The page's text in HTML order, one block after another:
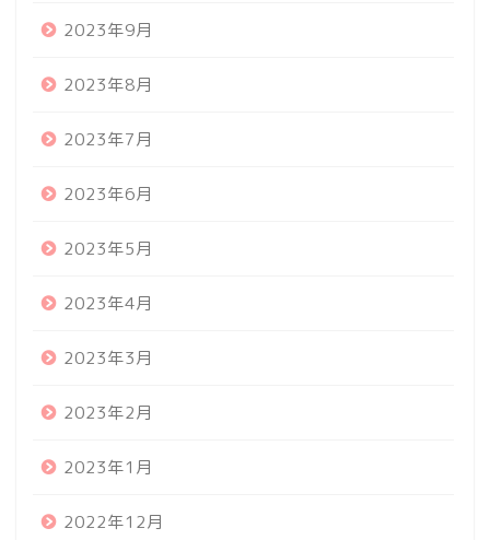
2023年9月
2023年8月
2023年7月
2023年6月
2023年5月
2023年4月
2023年3月
2023年2月
2023年1月
2022年12月